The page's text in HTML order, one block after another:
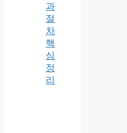
과
절
차
핵
심
정
리